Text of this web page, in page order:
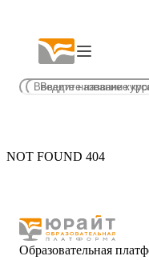
NOT FOUND 404
Образовательная